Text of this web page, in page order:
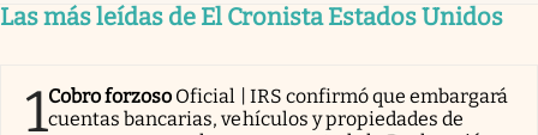
Las más leídas de El Cronista Estados Unidos
1Cobro forzoso Oficial | IRS confirmó que embargará
cuentas bancarias, vehículos y propiedades de